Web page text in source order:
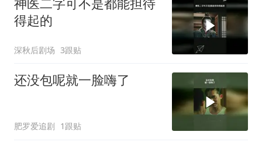
得起的
深秋后剧场 3跟贴
还没包呢就一脸嗨了
肥罗爱追剧 1跟贴